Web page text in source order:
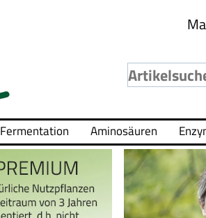
Fermentation Aminosäuren